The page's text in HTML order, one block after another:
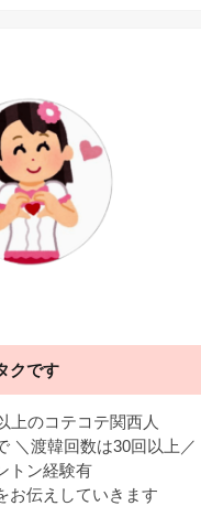
クです
上のコテコテ関西人
＼渡韓回数は30回以上／
トン経験有
伝えしていきます